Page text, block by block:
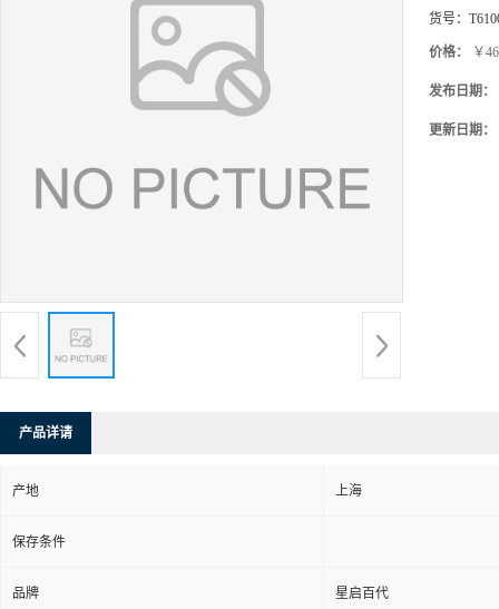
货号：
价格： ￥
发布日期：
更新日期：
产品详请
产地 上海
保存条件
品牌 星启百代